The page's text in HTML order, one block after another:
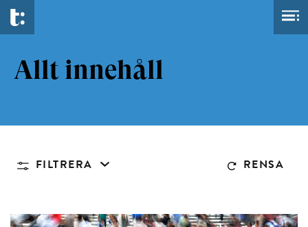
Allt innehåll
FILTRERA RENSA